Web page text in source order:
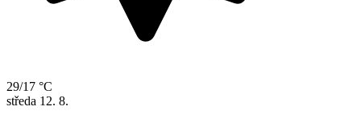
29/17 °C
středa 12. 8.